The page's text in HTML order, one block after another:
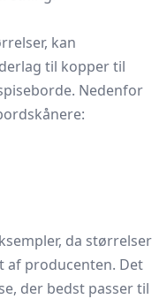
kan
til kopper til
Nedenfor
da størrelser
af producenten. Det
der bedst passer til